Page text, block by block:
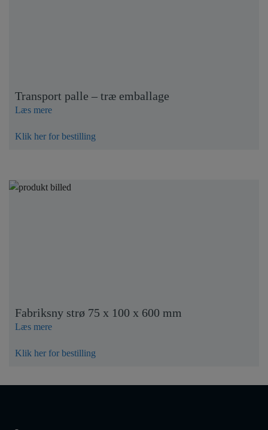
Transport palle – træ emballage
Læs mere
Klik her for bestilling
Fabriksny strø 75 x 100 x 600 mm
Læs mere
Klik her for bestilling